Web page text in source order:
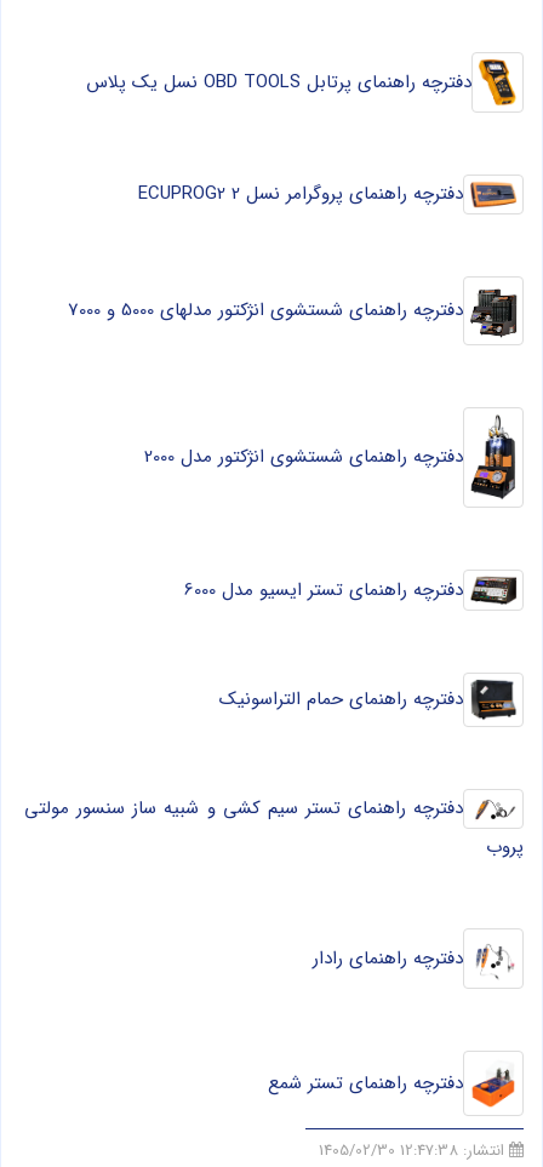
دفترچه راهنمای پرتابل OBD TOOLS نسل یک پلاس
دفترچه راهنمای پروگرامر نسل 2 ECUPROG2
دفترچه راهنمای شستشوی انژکتور مدلهای 5000 و 7000
دفترچه راهنمای شستشوی انژکتور مدل 2000
دفترچه راهنمای تستر ایسیو مدل 6000
دفترچه راهنمای حمام التراسونیک
دفترچه راهنمای تستر سیم کشی و شبیه ساز سنسور مولتی
پروب
دفترچه راهنمای رادار
دفترچه راهنمای تستر شمع
انتشار: 12:47:38 1405/02/30